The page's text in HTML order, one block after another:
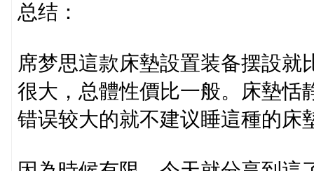
总结：
席梦思這款床墊設置装备摆設就
很大，总體性價比一般。床墊恬
错误较大的就不建议睡這種的床